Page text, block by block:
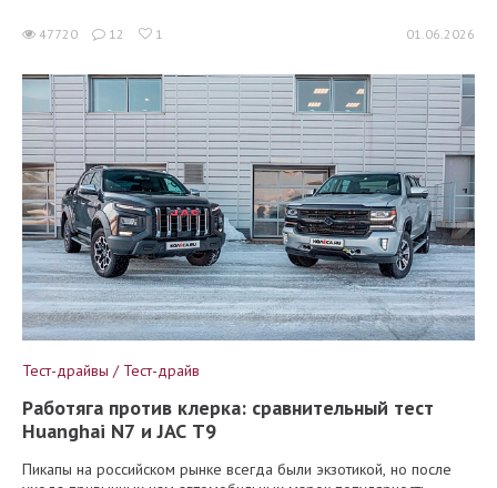
47720 12 1 01.06.2026
Тест-драйвы / Тест-драйв
Работяга против клерка: сравнительный тест
Huanghai N7 и JAC T9
Пикапы на российском рынке всегда были экзотикой, но после